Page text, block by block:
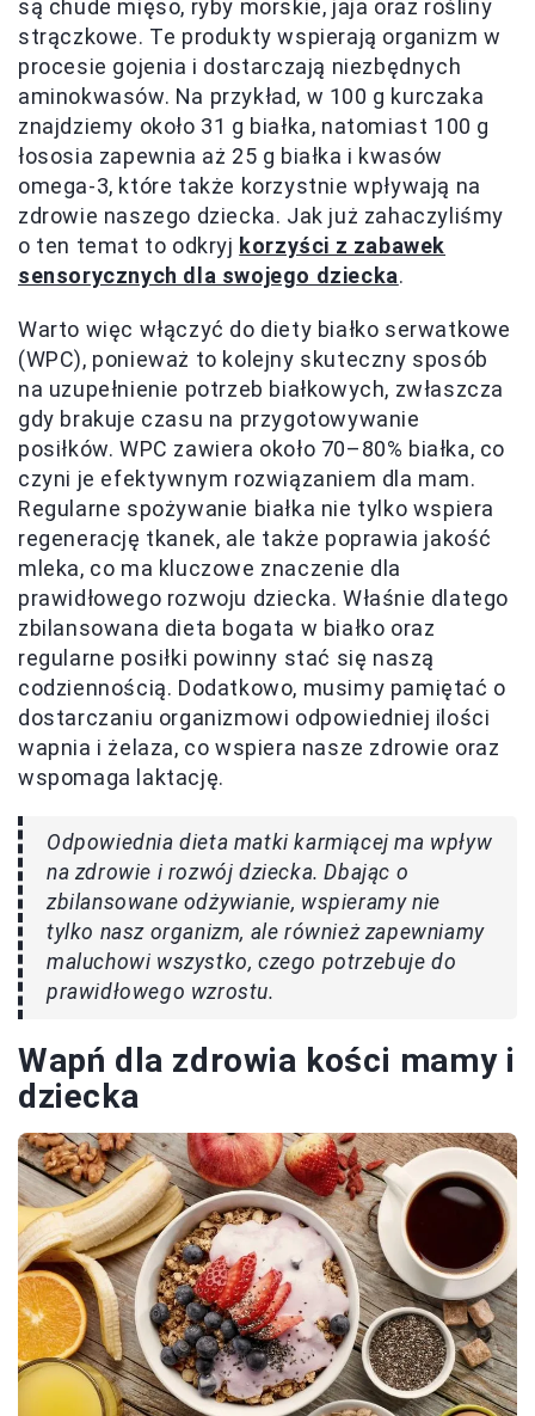
są chude mięso, ryby morskie, jaja oraz rośliny
strączkowe. Te produkty wspierają organizm w
procesie gojenia i dostarczają niezbędnych
aminokwasów. Na przykład, w 100 g kurczaka
znajdziemy około 31 g białka, natomiast 100 g
łososia zapewnia aż 25 g białka i kwasów
omega-3, które także korzystnie wpływają na
zdrowie naszego dziecka. Jak już zahaczyliśmy
o ten temat to odkryj korzyści z zabawek
sensorycznych dla swojego dziecka.
Warto więc włączyć do diety białko serwatkowe
(WPC), ponieważ to kolejny skuteczny sposób
na uzupełnienie potrzeb białkowych, zwłaszcza
gdy brakuje czasu na przygotowywanie
posiłków. WPC zawiera około 70–80% białka, co
czyni je efektywnym rozwiązaniem dla mam.
Regularne spożywanie białka nie tylko wspiera
regenerację tkanek, ale także poprawia jakość
mleka, co ma kluczowe znaczenie dla
prawidłowego rozwoju dziecka. Właśnie dlatego
zbilansowana dieta bogata w białko oraz
regularne posiłki powinny stać się naszą
codziennością. Dodatkowo, musimy pamiętać o
dostarczaniu organizmowi odpowiedniej ilości
wapnia i żelaza, co wspiera nasze zdrowie oraz
wspomaga laktację.
Odpowiednia dieta matki karmiącej ma wpływ
na zdrowie i rozwój dziecka. Dbając o
zbilansowane odżywianie, wspieramy nie
tylko nasz organizm, ale również zapewniamy
maluchowi wszystko, czego potrzebuje do
prawidłowego wzrostu.
Wapń dla zdrowia kości mamy i
dziecka